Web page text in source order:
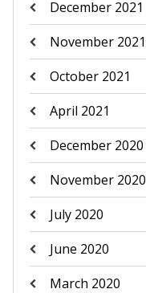
December 2021
November 2021
October 2021
April 2021
December 2020
November 2020
July 2020
June 2020
March 2020